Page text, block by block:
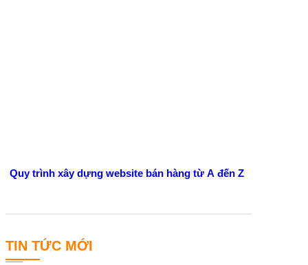
TIN TỨC MỚI
Quy trình xây dựng website bán hàng từ A đến Z